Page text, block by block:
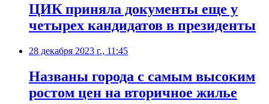
ЦИК приняла документы еще у
четырех кандидатов в президенты
28 декабря 2023 г., 11:45
Названы города с самым высоким
ростом цен на вторичное жилье